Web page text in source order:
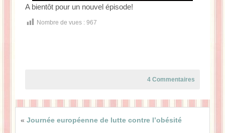
A bientôt pour un nouvel épisode!
Nombre de vues : 967
4 Commentaires
« Journée européenne de lutte contre l’obésité